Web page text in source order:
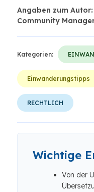
Angaben zum
Community
Kategorien:
Einwanderungstipps
RECHTLICH
Wichtige
Von der